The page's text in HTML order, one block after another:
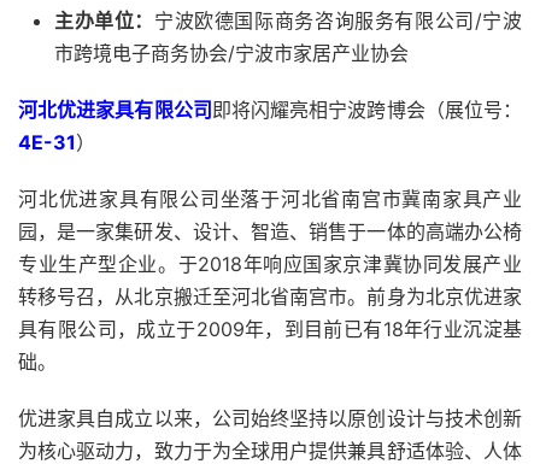
主办单位： 宁波欧德国际商务咨询服务有限公司/宁波
市跨境电子商务协会/宁波市家居产业协会
河北优进家具有限公司 即将闪耀亮相宁波跨博会（展位号：
4E-31）
河北优进家具有限公司坐落于河北省南宫市冀南家具产业
园，是一家集研发、设计、智造、销售于一体的高端办公椅
专业生产型企业。于2018年响应国家京津冀协同发展产业
转移号召，从北京搬迁至河北省南宫市。前身为北京优进家
具有限公司，成立于2009年，到目前已有18年行业沉淀基
础。
优进家具自成立以来，公司始终坚持以原创设计与技术创新
为核心驱动力，致力于为全球用户提供兼具舒适体验、人体